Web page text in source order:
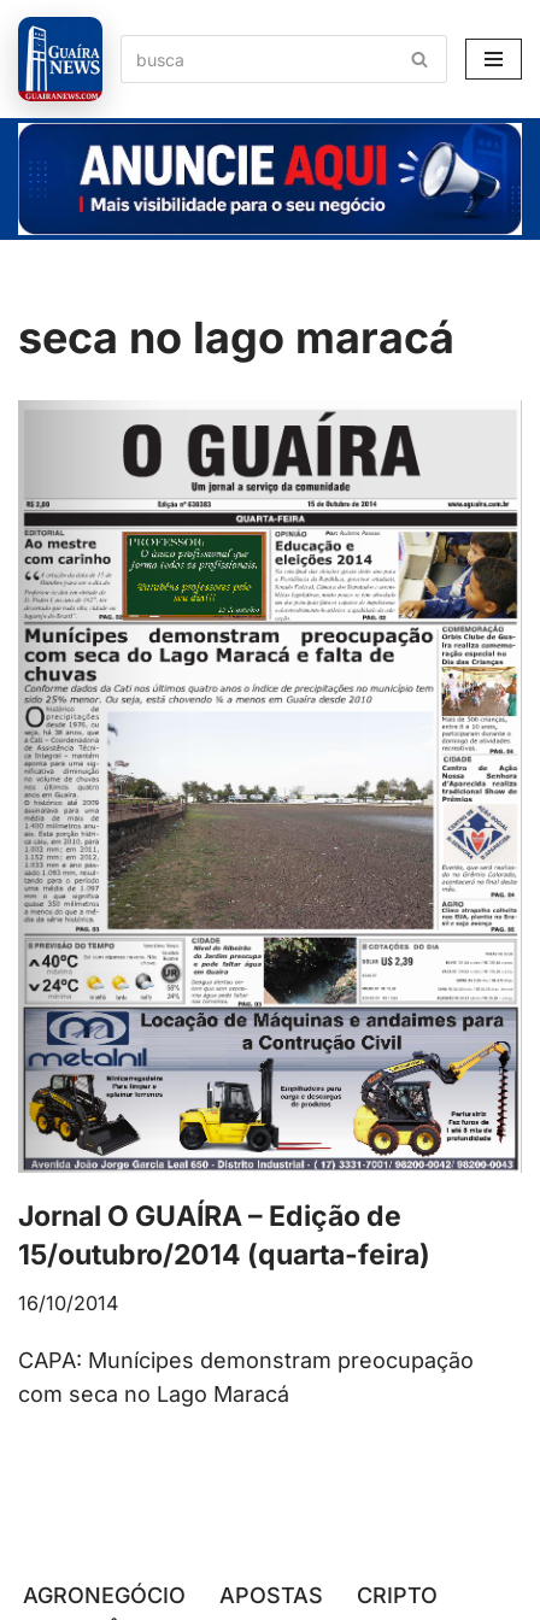
Pular
para
o
conteúdo
seca no lago maracá
Jornal O GUAÍRA – Edição de
15/outubro/2014 (quarta-feira)
16/10/2014
CAPA: Munícipes demonstram preocupação
com seca no Lago Maracá
AGRONEGÓCIO APOSTAS
CRIPTO